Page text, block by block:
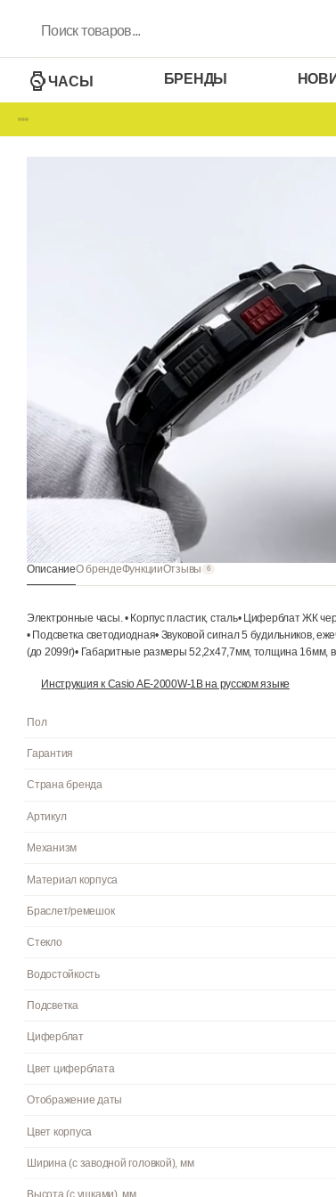
ЧАСЫ БРЕНДЫ
Электронные часы. • Корпус пластик, сталь•
• Подсветка светодиодная• Звуковой сигнал 5
Пол
Гарантия
Механизм
Материал корпуса
Браслет/ремешок
Стекло